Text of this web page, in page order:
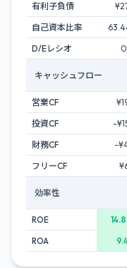
有利子負債
自己資本比率
D/Eレシオ
キャッシュフロー
営業CF
投資CF
-
財務CF
-
フリーCF
効率性
ROE
ROA